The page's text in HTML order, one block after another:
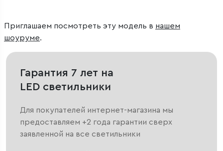
Приглашаем посмотреть эту модель в нашем
шоуруме.
Гарантия 7 лет на
LED светильники
Для покупателей интернет-магазина мы
предоставляем +2 года гарантии сверх
заявленной на все светильники